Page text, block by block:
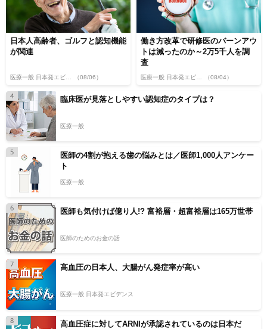
日本人高齢者、ゴルフと認知機能
が関連
（08/06）
働き方改革で研修医のバーンアウ
トは減ったのか～2万5千人を調
査
（08/04）
4 臨床医が見落としやすい認知症のタイプは？
医療一般
5
医師の4割が抱える歯の悩みとは／医師1,000人アンケー
ト
医療一般
6 医師も気付けば億り人!? 富裕層・超富裕層は165万世帯
医師のためのお金の話
7 高血圧の日本人、大腸がん発症率が高い
医療一般 日本発エビデンス
8
高血圧症に対してARNIが承認されているのは日本だ